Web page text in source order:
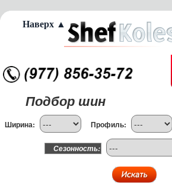
Подбор шин
Ширина: Профиль:
Сезонность:
Наверх ▲